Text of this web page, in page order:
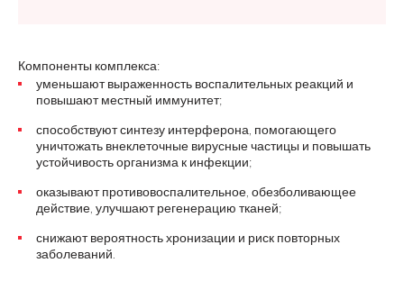
Компоненты комплекса:
уменьшают выраженность воспалительных реакций и
повышают местный иммунитет;
способствуют синтезу интерферона, помогающего
уничтожать внеклеточные вирусные частицы и повышать
устойчивость организма к инфекции;
оказывают противовоспалительное, обезболивающее
действие, улучшают регенерацию тканей;
снижают вероятность хронизации и риск повторных
заболеваний.